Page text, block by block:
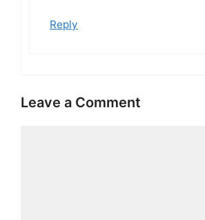
Reply
Leave a Comment